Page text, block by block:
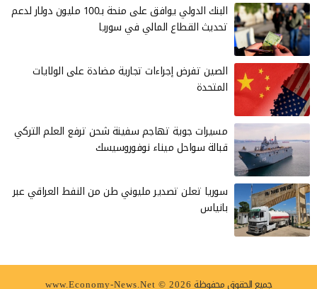
البنك الدولي يوافق على منحة بـ100 مليون دولار لدعم
تحديث القطاع المالي في سوريا
الصين تفرض إجراءات تجارية مضادة على الولايات
المتحدة
مسيرات جوية تهاجم سفينة شحن ترفع العلم التركي
قبالة سواحل ميناء نوفوروسيسك
سوريا تعلن تصدير مليوني طن من النفط العراقي عبر
بانياس
جميع الحقوق محفوظة www.Economy-News.Net © 2026